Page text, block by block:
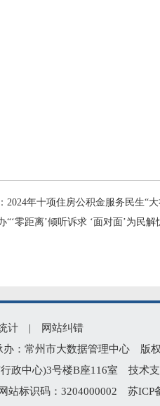
2024年十项住房公积金服务民生“大
“‘零距离’倾听诉求 ‘面对面’为民
计 |
网站纠错
：常州市大数据管理中心 版
政中心)3号楼B座116室 技术
站标识码：3204000002 苏ICP